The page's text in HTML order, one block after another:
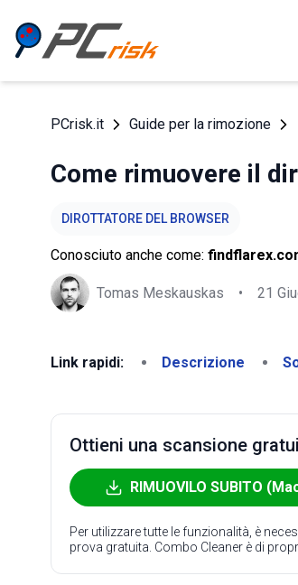
PCrisk.it Guide per la rimozione
Come rimuovere il
DIROTTATORE DEL BROWSER
Conosciuto anche come:
Tomas Meskauskas • 21
Link rapidi: Descrizione
Ottieni una scansione
RIMUOVILO SUBITO
Per utilizzare tutte le funzionalità, è
prova gratuita. Combo Cleaner è di